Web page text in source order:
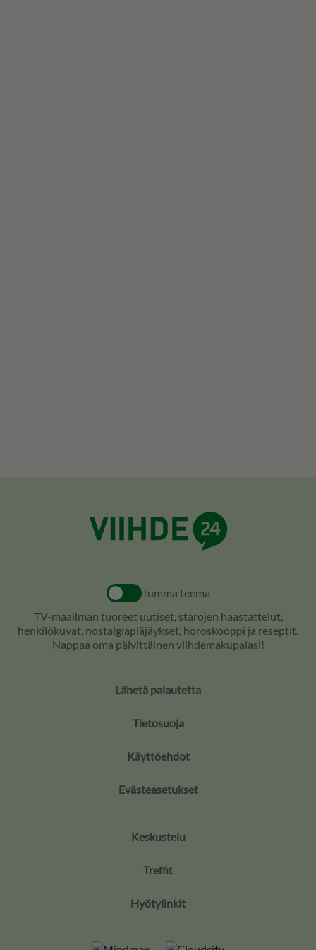
Tumma teema
TV-maailman tuoreet uutiset, starojen haastattelut,
henkilökuvat, nostalgiapläjäykset, horoskooppi ja reseptit.
Nappaa oma päivittäinen viihdemakupalasi!
Lähetä palautetta
Tietosuoja
Käyttöehdot
Evästeasetukset
Keskustelu
Treffit
Hyötylinkit